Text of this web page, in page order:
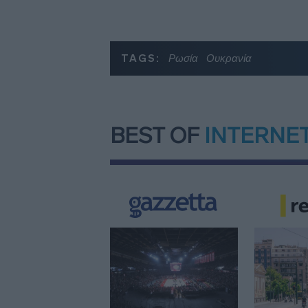
TAGS: Ρωσία Ουκρανία
BEST OF